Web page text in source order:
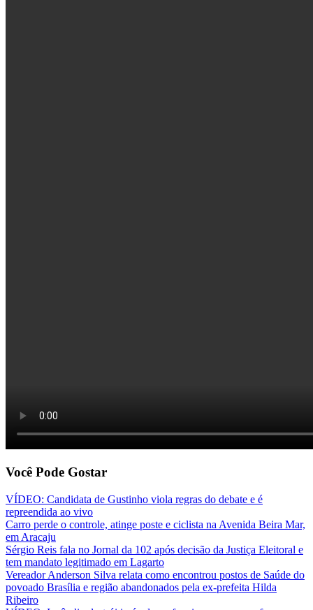
Você Pode Gostar
VÍDEO: Candidata de Gustinho viola regras do debate e é
repreendida ao vivo
Carro perde o controle, atinge poste e ciclista na Avenida Beira Mar,
em Aracaju
Sérgio Reis fala no Jornal da 102 após decisão da Justiça Eleitoral e
tem mandato legitimado em Lagarto
Vereador Anderson Silva relata como encontrou postos de Saúde do
povoado Brasília e região abandonados pela ex-prefeita Hilda
Ribeiro